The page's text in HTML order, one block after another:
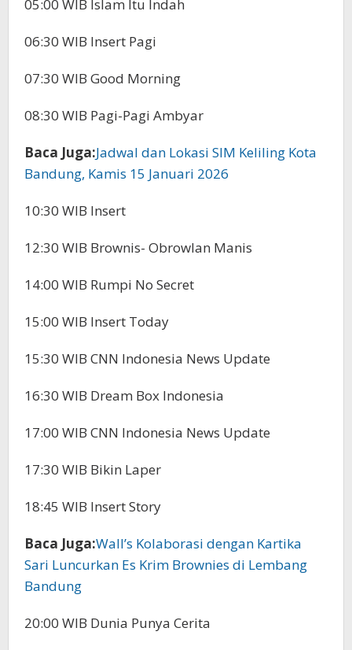
05:00 WIB Islam Itu Indah
06:30 WIB Insert Pagi
07:30 WIB Good Morning
08:30 WIB Pagi-Pagi Ambyar
Baca Juga:Jadwal dan Lokasi SIM Keliling Kota
Bandung, Kamis 15 Januari 2026
10:30 WIB Insert
12:30 WIB Brownis- Obrowlan Manis
14:00 WIB Rumpi No Secret
15:00 WIB Insert Today
15:30 WIB CNN Indonesia News Update
16:30 WIB Dream Box Indonesia
17:00 WIB CNN Indonesia News Update
17:30 WIB Bikin Laper
18:45 WIB Insert Story
Baca Juga:Wall’s Kolaborasi dengan Kartika
Sari Luncurkan Es Krim Brownies di Lembang
Bandung
20:00 WIB Dunia Punya Cerita